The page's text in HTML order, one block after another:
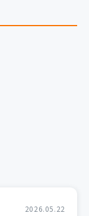
2026.05.22